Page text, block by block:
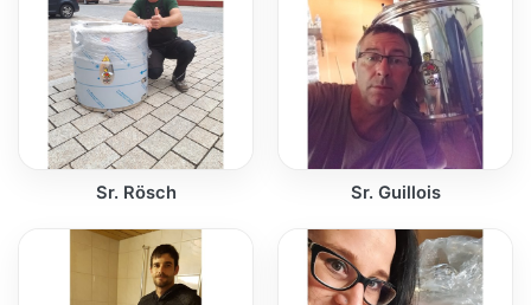
Sr. Rösch Sr. Guillois